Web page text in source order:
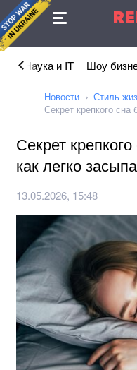
Соглашение
Наука и IT Шоу
Новости
Стиль
Секрет крепкого сна
Секрет
как легко
13.05.2026, 15:48